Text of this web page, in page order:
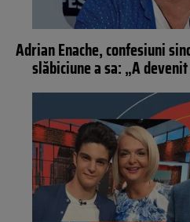
Adrian Enache, confesiuni
slăbiciune a sa: „A